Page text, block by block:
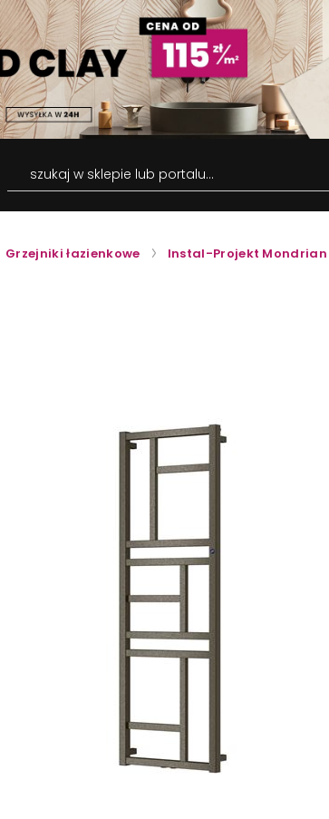
szukaj w sklepie lub portalu...
Grzejniki łazienkowe Instal-Projekt Mondrian